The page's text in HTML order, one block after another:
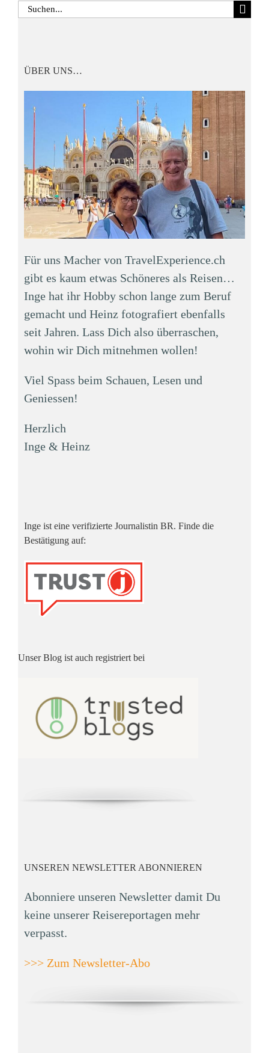
Suche
ÜBER UNS…
Für uns Macher von TravelExperience.ch
gibt es kaum etwas Schöneres als Reisen…
Inge hat ihr Hobby schon lange zum Beruf
gemacht und Heinz fotografiert ebenfalls
seit Jahren. Lass Dich also überraschen,
wohin wir Dich mitnehmen wollen!
Viel Spass beim Schauen, Lesen und
Geniessen!
Herzlich
Inge & Heinz
Inge ist eine verifizierte Journalistin BR. Finde die
Bestätigung auf:
Unser Blog ist auch registriert bei
UNSEREN NEWSLETTER ABONNIEREN
Abonniere unseren Newsletter damit Du
keine unserer Reisereportagen mehr
verpasst.
>>> Zum Newsletter-Abo